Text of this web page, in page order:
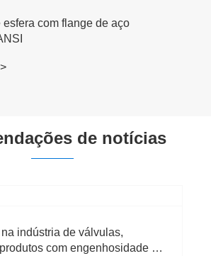
de notícias
de aço inoxidável tipo
a confiabilidade do controle